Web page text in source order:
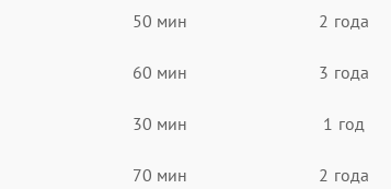
50 мин 2 года
60 мин 3 года
30 мин 1 год
70 мин 2 года